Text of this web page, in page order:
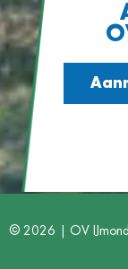
© 2026 | OV